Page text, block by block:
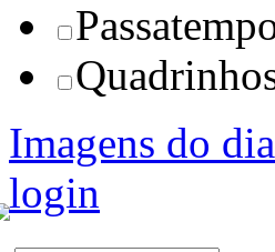
Imagens do dia
login